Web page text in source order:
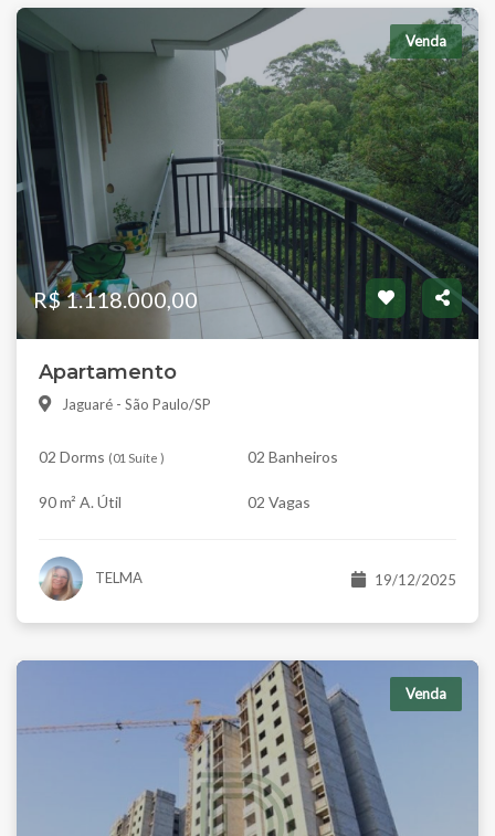
Venda
R$ 1.118.000,00
Apartamento
Jaguaré - São Paulo/SP
02 Dorms (01 Suíte ) 02 Banheiros
90 m² A. Útil 02 Vagas
TELMA 19/12/2025
Venda